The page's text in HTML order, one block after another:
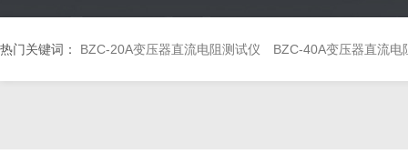
热门关键词： BZC-20A变压器直流电阻测试仪 BZC-40A变压器直流电